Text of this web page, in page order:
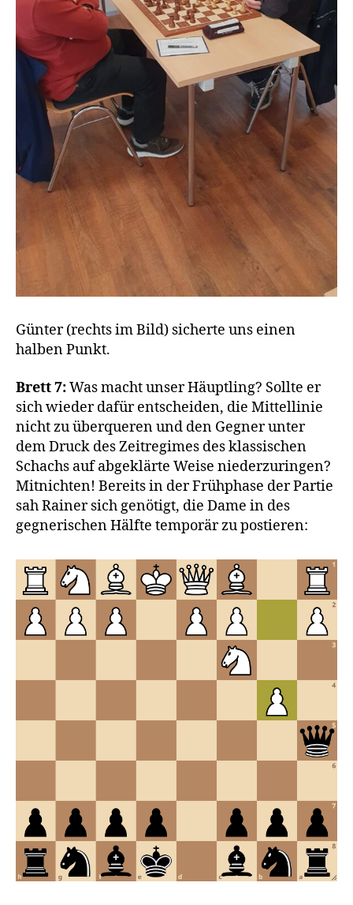
Günter (rechts im Bild) sicherte uns einen
halben Punkt.
Brett 7:Was macht unser Häuptling? Sollte er
sich wieder dafür entscheiden, die Mittellinie
nicht zu überqueren und den Gegner unter
dem Druck des Zeitregimes des klassischen
Schachs auf abgeklärte Weise niederzuringen?
Mitnichten! Bereits in der Frühphase der Partie
sah Rainer sich genötigt, die Dame in des
gegnerischen Hälfte temporär zu postieren: